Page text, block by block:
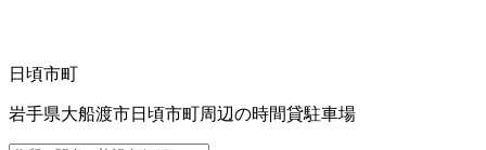
日頃市町
岩手県大船渡市日頃市町周辺の時間貸駐車場